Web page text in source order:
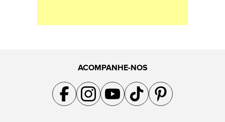
ACOMPANHE-NOS
Acompanhe a gente no Facebook
Acompanhe a gente no Instagram
Acompanhe a gente no YouTube
Acompanhe a gente no TikTok
Acompanhe a gente no